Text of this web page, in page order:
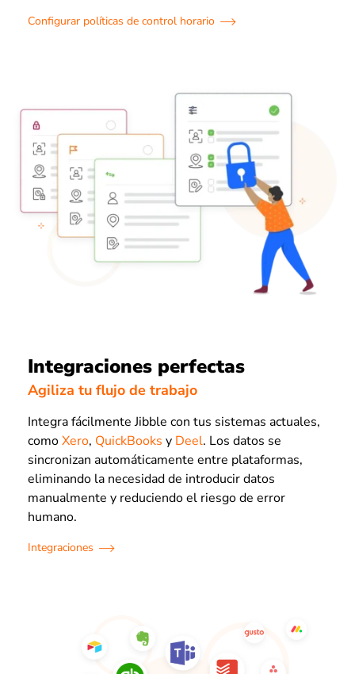
Configurar políticas de control horario
Integraciones perfectas
Agiliza tu flujo de trabajo
Integra fácilmente Jibble con tus sistemas actuales,
comoXero, QuickBooks y Deel. Los datos se
sincronizan automáticamente entre plataformas,
eliminando la necesidad de introducir datos
manualmente y reduciendo el riesgo de error
humano.
Integraciones